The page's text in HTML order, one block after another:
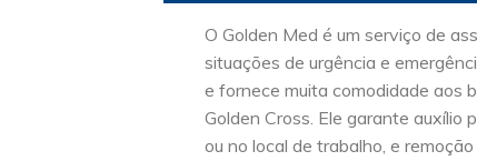
O Golden Med é um serviço de
situações de urgência e
e fornece muita comodidade aos
Golden Cross. Ele garante auxílio
ou no local de trabalho, e